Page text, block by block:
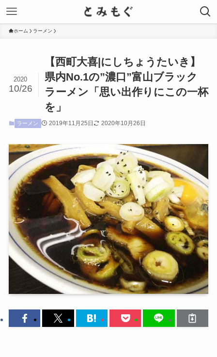
ホーム ラーメン
【西町大喜|にしちょうたいき】
県内No.1の”濃口”富山ブラック
ラーメン「思い出作りにこの一杯
を」
2020
10/26
ラーメン 2019年11月25日 2020年10月26日